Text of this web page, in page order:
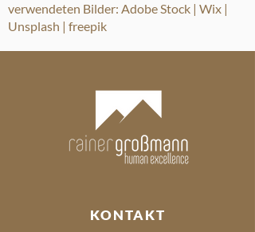
verwendeten Bilder: Adobe Stock | Wix |
Unsplash | freepik
KONTAKT